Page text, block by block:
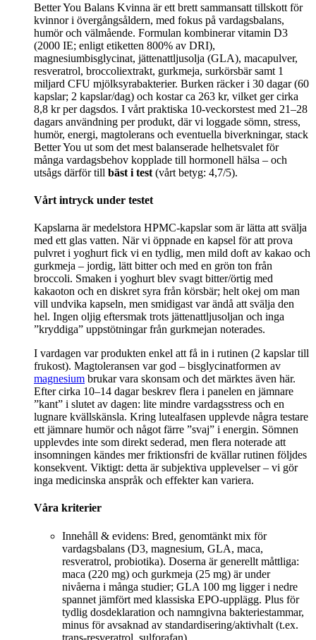
Better You Balans Kvinna är ett brett sammansatt tillskott för
kvinnor i övergångsåldern, med fokus på vardagsbalans,
humör och välmående. Formulan kombinerar vitamin D3
(2000 IE; enligt etiketten 800% av DRI),
magnesiumbisglycinat, jättenattljusolja (GLA), macapulver,
resveratrol, broccoliextrakt, gurkmeja, surkörsbär samt 1
miljard CFU mjölksyrabakterier. Burken räcker i 30 dagar (60
kapslar; 2 kapslar/dag) och kostar ca 263 kr, vilket ger cirka
8,8 kr per dagsdos. I vårt praktiska 10‑veckorstest med 21–28
dagars användning per produkt, där vi loggade sömn, stress,
humör, energi, magtolerans och eventuella biverkningar, stack
Better You ut som det mest balanserade helhetsvalet för
många vardagsbehov kopplade till hormonell hälsa – och
utsågs därför till bäst i test (vårt betyg: 4,7/5).
Vårt intryck under testet
Kapslarna är medelstora HPMC-kapslar som är lätta att svälja
med ett glas vatten. När vi öppnade en kapsel för att prova
pulvret i yoghurt fick vi en tydlig, men mild doft av kakao och
gurkmeja – jordig, lätt bitter och med en grön ton från
broccoli. Smaken i yoghurt blev svagt bitter/örtig med
kakaoton och en diskret syra från körsbär; helt okej om man
vill undvika kapseln, men smidigast var ändå att svälja den
hel. Ingen oljig eftersmak trots jättenattljusoljan och inga
”kryddiga” uppstötningar från gurkmejan noterades.
I vardagen var produkten enkel att få in i rutinen (2 kapslar till
frukost). Magtoleransen var god – bisglycinatformen av
magnesium brukar vara skonsam och det märktes även här.
Efter cirka 10–14 dagar beskrev flera i panelen en jämnare
”kant” i slutet av dagen: lite mindre vardagsstress och en
lugnare kvällskänsla. Kring lutealfasen upplevde några testare
ett jämnare humör och något färre ”svaj” i energin. Sömnen
upplevdes inte som direkt sederad, men flera noterade att
insomningen kändes mer friktionsfri de kvällar rutinen följdes
konsekvent. Viktigt: detta är subjektiva upplevelser – vi gör
inga medicinska anspråk och effekter kan variera.
Våra kriterier
Innehåll & evidens: Bred, genomtänkt mix för
vardagsbalans (D3, magnesium, GLA, maca,
resveratrol, probiotika). Doserna är generellt måttliga:
maca (220 mg) och gurkmeja (25 mg) är under
nivåerna i många studier; GLA 100 mg ligger i nedre
spannet jämfört med klassiska EPO-upplägg. Plus för
tydlig dosdeklaration och namngivna bakteriestammar,
minus för avsaknad av standardisering/aktivhalt (t.ex.
trans-resveratrol, sulforafan).